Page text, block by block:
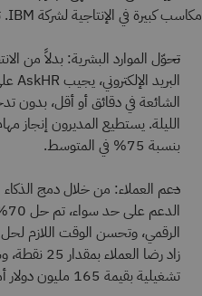
مكاسب كبيرة في الإنتاجية لشركة IBM. تتضمن بعض هذه النتائج المثيرة:
تحوّل الموارد البشرية: بدلاً من
الشائعة في دقائق أو أقل، بدون
الليلة. يستطيع المديرون إنجاز
بنسبة 75% في المتوسط.
دعم العملاء: من خلال دمج
تشغيلية بقيمة 165 مليون دولار أمريكي منذ عام 2022.